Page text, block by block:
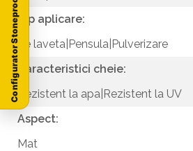
Tip aplicare:
Pe laveta|Pensula|Pulverizare
Caracteristici cheie:
Rezistent la apa|Rezistent la UV
Aspect:
Mat
Configurator Stoneproof